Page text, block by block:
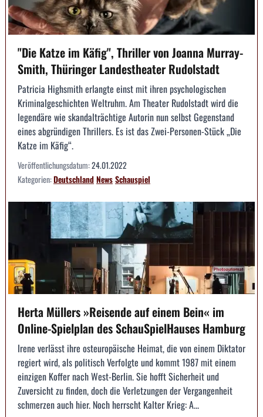
"Die Katze im Käfig", Thriller von Joanna Murray-
Smith, Thüringer Landestheater Rudolstadt
Patricia Highsmith erlangte einst mit ihren psychologischen
Kriminalgeschichten Weltruhm. Am Theater Rudolstadt wird die
legendäre wie skandalträchtige Autorin nun selbst Gegenstand
eines abgründigen Thrillers. Es ist das Zwei-Personen-Stück „Die
Katze im Käfig“.
Veröffentlichungsdatum:24.01.2022
Kategorien:DeutschlandNewsSchauspiel
Herta Müllers »Reisende auf einem Bein« im
Online-Spielplan des SchauSpielHauses Hamburg
Irene verlässt ihre osteuropäische Heimat, die von einem Diktator
regiert wird, als politisch Verfolgte und kommt 1987 mit einem
einzigen Koffer nach West-Berlin. Sie hofft Sicherheit und
Zuversicht zu finden, doch die Verletzungen der Vergangenheit
schmerzen auch hier. Noch herrscht Kalter Krieg: A...